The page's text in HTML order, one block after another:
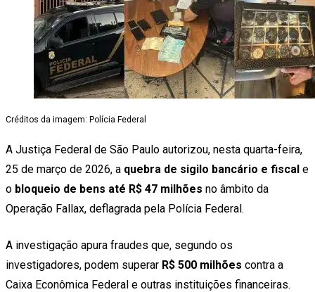
Créditos da imagem: Polícia Federal
A Justiça Federal de São Paulo autorizou, nesta quarta-feira,
25 de março de 2026, a quebra de sigilo bancário e fiscal e
o bloqueio de bens até R$ 47 milhões no âmbito da
Operação Fallax, deflagrada pela Polícia Federal.
A investigação apura fraudes que, segundo os
investigadores, podem superar R$ 500 milhões contra a
Caixa Econômica Federal e outras instituições financeiras.